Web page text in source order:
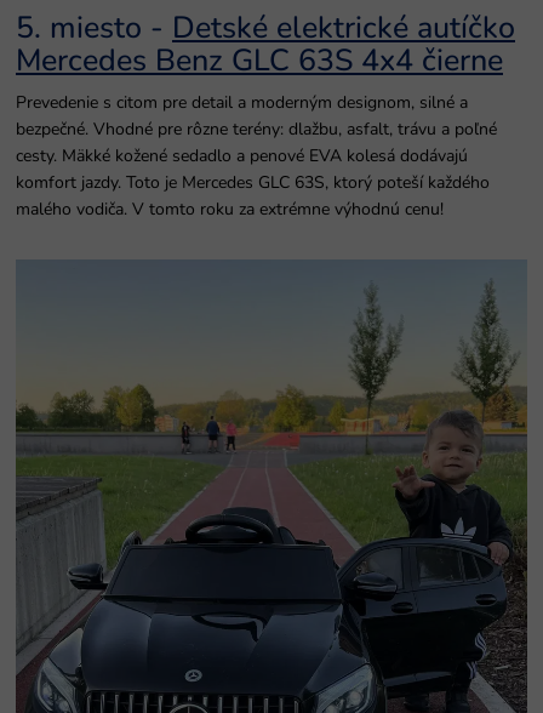
5. miesto - Detské elektrické autíčko
Mercedes Benz GLC 63S 4x4 čierne
Prevedenie s citom pre detail a moderným designom, silné a
bezpečné. Vhodné pre rôzne terény: dlažbu, asfalt, trávu a poľné
cesty. Mäkké kožené sedadlo a penové EVA kolesá dodávajú
komfort jazdy. Toto je Mercedes GLC 63S, ktorý poteší každého
malého vodiča. V tomto roku za extrémne výhodnú cenu!